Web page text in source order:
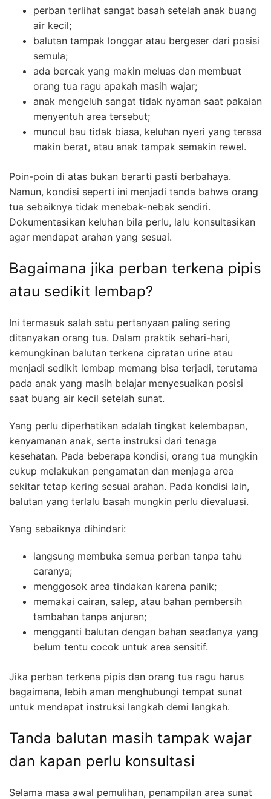
perban terlihat sangat basah setelah anak buang
air kecil;
balutan tampak longgar atau bergeser dari posisi
semula;
ada bercak yang makin meluas dan membuat
orang tua ragu apakah masih wajar;
anak mengeluh sangat tidak nyaman saat pakaian
menyentuh area tersebut;
muncul bau tidak biasa, keluhan nyeri yang terasa
makin berat, atau anak tampak semakin rewel.
Poin-poin di atas bukan berarti pasti berbahaya.
Namun, kondisi seperti ini menjadi tanda bahwa orang
tua sebaiknya tidak menebak-nebak sendiri.
Dokumentasikan keluhan bila perlu, lalu konsultasikan
agar mendapat arahan yang sesuai.
Bagaimana jika perban terkena pipis
atau sedikit lembap?
Ini termasuk salah satu pertanyaan paling sering
ditanyakan orang tua. Dalam praktik sehari-hari,
kemungkinan balutan terkena cipratan urine atau
menjadi sedikit lembap memang bisa terjadi, terutama
pada anak yang masih belajar menyesuaikan posisi
saat buang air kecil setelah sunat.
Yang perlu diperhatikan adalah tingkat kelembapan,
kenyamanan anak, serta instruksi dari tenaga
kesehatan. Pada beberapa kondisi, orang tua mungkin
cukup melakukan pengamatan dan menjaga area
sekitar tetap kering sesuai arahan. Pada kondisi lain,
balutan yang terlalu basah mungkin perlu dievaluasi.
Yang sebaiknya dihindari:
langsung membuka semua perban tanpa tahu
caranya;
menggosok area tindakan karena panik;
memakai cairan, salep, atau bahan pembersih
tambahan tanpa anjuran;
mengganti balutan dengan bahan seadanya yang
belum tentu cocok untuk area sensitif.
Jika perban terkena pipis dan orang tua ragu harus
bagaimana, lebih aman menghubungi tempat sunat
untuk mendapat instruksi langkah demi langkah.
Tanda balutan masih tampak wajar
dan kapan perlu konsultasi
Selama masa awal pemulihan, penampilan area sunat